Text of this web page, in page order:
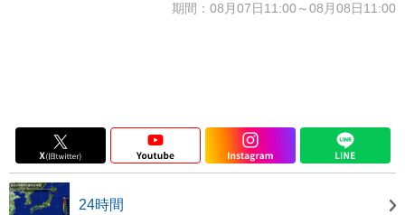
期間：08月07日11:00～08月08日11:00
24時間